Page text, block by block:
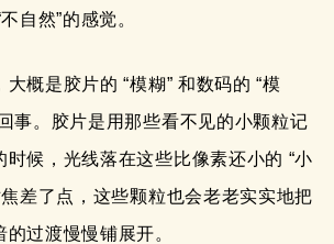
自然”的感觉。​
概是胶片的 “模糊” 和数码的 “模
事。胶片是用那些看不见的小颗粒记
时候，光线落在这些比像素还小的 “小
差了点，这些颗粒也会老老实实地把
过渡慢慢铺展开。